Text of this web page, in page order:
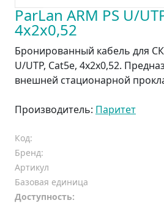
ParLan ARM PS U/
4х2х0,52
Бронированный кабель для
U/UTP, Cat5e, 4х2х0,52.
внешней стационарной
Производитель: Паритет
Код:
Бренд:
Артикул
Базовая единица
Доступность: